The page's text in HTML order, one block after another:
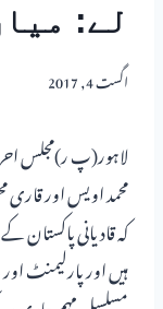
لے:
اگست 4, 2017
لاہور(پ ر)مجلس
محمد اویس اور قاری
کہ قادیانی
ہیں اور پارلیمنٹ